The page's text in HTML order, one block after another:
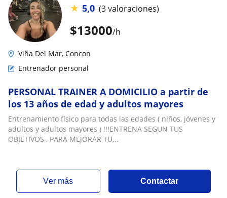
$13000/h
★ 5,0 (3 valoraciones)
Viña Del Mar, Concon
Entrenador personal
PERSONAL TRAINER A DOMICILIO a partir de
los 13 años de edad y adultos mayores
Entrenamiento físico para todas las edades ( niños, jóvenes y
adultos y adultos mayores ) !!!ENTRENA SEGUN TUS
OBJETIVOS , PARA MEJORAR TU...
ver más Contactar